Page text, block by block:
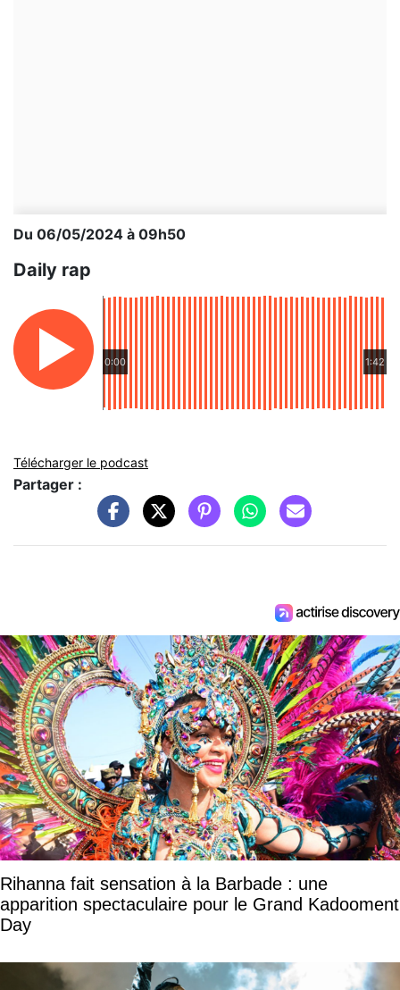
Du 06/05/2024 à 09h50
Daily rap
0:00 1:42
Télécharger le podcast
Partager :
Rihanna fait sensation à la Barbade : une
apparition spectaculaire pour le Grand Kadooment
Day